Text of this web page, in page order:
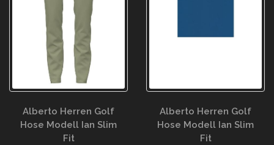
Alberto Herren Golf
Hose Modell Ian Slim
Fit
Alberto Herren Golf
Hose Modell Ian Slim
Fit